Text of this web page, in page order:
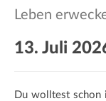
Leben
13. Juli
Du wolltest schon